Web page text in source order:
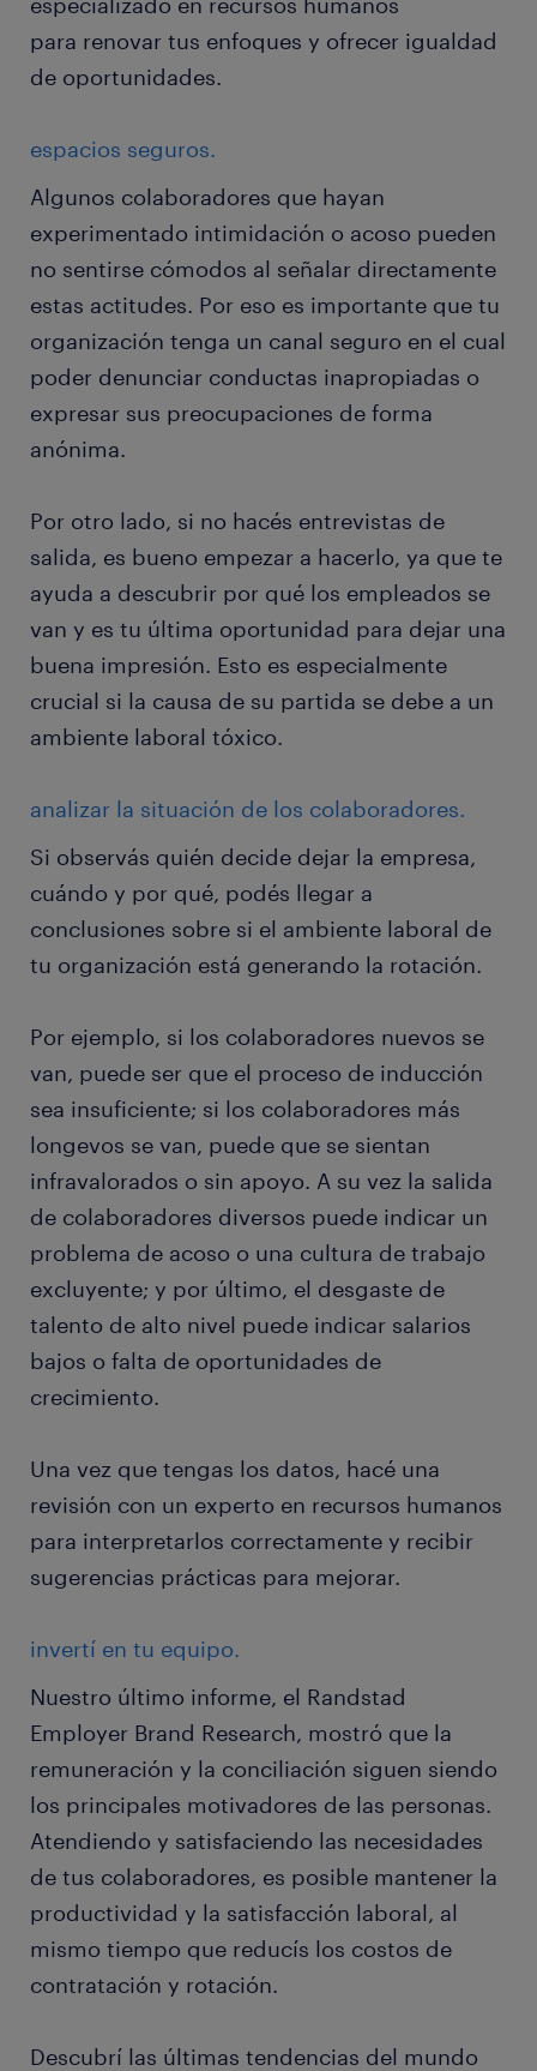
para renovar tus enfoques y ofrecer igualdad
de oportunidades.
espacios seguros.
Algunos colaboradores que hayan
experimentado intimidación o acoso pueden
no sentirse cómodos al señalar directamente
estas actitudes. Por eso es importante que tu
organización tenga un canal seguro en el cual
poder denunciar conductas inapropiadas o
expresar sus preocupaciones de forma
anónima.
Por otro lado, si no hacés entrevistas de
salida, es bueno empezar a hacerlo, ya que te
ayuda a descubrir por qué los empleados se
van y es tu última oportunidad para dejar una
buena impresión. Esto es especialmente
crucial si la causa de su partida se debe a un
ambiente laboral tóxico.
analizar la situación de los colaboradores.
Si observás quién decide dejar la empresa,
cuándo y por qué, podés llegar a
conclusiones sobre si el ambiente laboral de
tu organización está generando la rotación.
Por ejemplo, si los colaboradores nuevos se
van, puede ser que el proceso de inducción
sea insuficiente; si los colaboradores más
longevos se van, puede que se sientan
infravalorados o sin apoyo. A su vez la salida
de colaboradores diversos puede indicar un
problema de acoso o una cultura de trabajo
excluyente; y por último, el desgaste de
talento de alto nivel puede indicar salarios
bajos o falta de oportunidades de
crecimiento.
Una vez que tengas los datos, hacé una
revisión con un experto en recursos humanos
para interpretarlos correctamente y recibir
sugerencias prácticas para mejorar.
invertí en tu equipo.
Nuestro último informe, el Randstad
Employer Brand Research, mostró que la
remuneración y la conciliación siguen siendo
los principales motivadores de las personas.
Atendiendo y satisfaciendo las necesidades
de tus colaboradores, es posible mantener la
productividad y la satisfacción laboral, al
mismo tiempo que reducís los costos de
contratación y rotación.
Descubrí las últimas tendencias del mundo